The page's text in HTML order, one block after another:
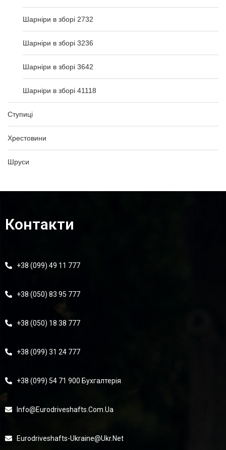
Шарніри в зборі 2732
Шарніри в зборі 3236
Шарніри в зборі 3642
Шарніри в зборі 41118
Ступиці
Хрестовини
Шруси
Контакти
+38 (099) 49 11 777
+38 (050) 83 95 777
+38 (050) 18 38 777
+38 (099) 31 24 777
+38 (099) 54 71 900 Бухгалтерія
Info@eurodriveshafts.com.ua
Eurodriveshafts-Ukraine@ukr.net